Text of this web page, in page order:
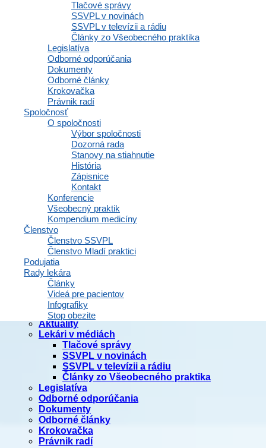
Tlačové správy
SSVPL v novinách
SSVPL v televízii a rádiu
Články zo Všeobecného praktika
Legislatíva
Odborné odporúčania
Dokumenty
Odborné články
Krokovačka
Právnik radí
Spoločnosť
O spoločnosti
Výbor spoločnosti
Dozorná rada
Stanovy na stiahnutie
História
Zápisnice
Kontakt
Konferencie
Všeobecný praktik
Kompendium medicíny
Členstvo
Členstvo SSVPL
Členstvo Mladí praktici
Podujatia
Rady lekára
Články
Videá pre pacientov
Infografiky
Stop obezite
Osobné informácie a profil
Výhody a zľavy
Vzdelávacie materiály a odborné zdroje
Zápisnice a interné dokumenty spoločnosti
Komunikácia a správy
Inzercia abmulancií
Domovská stránka
Osobné informácie a profil
Vzdelávacie materiály a odborné zdroje
Zápisnice a interné dokumenty spoločnosti
Komunikácia a správy
Inzercia abmulancií
Domovská stránka
Navigácia
Aktuality
Lekári v médiách
Tlačové správy
SSVPL v novinách
SSVPL v televízii a rádiu
Články zo Všeobecného praktika
Legislatíva
Odborné odporúčania
Dokumenty
Odborné články
Krokovačka
Právnik radí